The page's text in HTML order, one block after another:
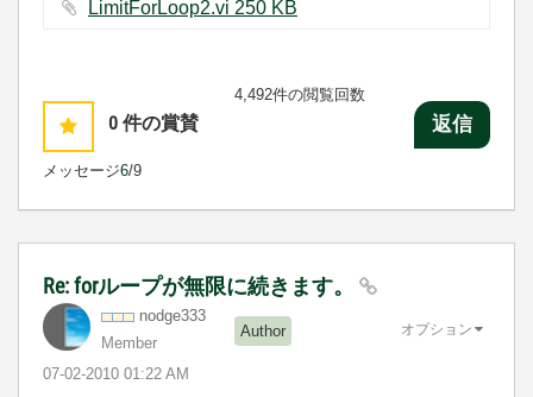
LimitForLoop2.vi ‏250 KB
0 件の賞賛
メッセージ6/9
4,492件の閲覧回数
返信
Re: forループが無限に続きます。
nodge333
Member
Author
‎07-02-2010 01:22 AM
オプション